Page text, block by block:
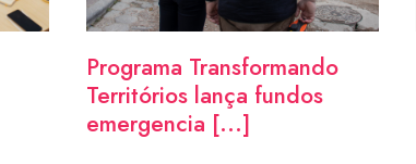
Programa Transformando
Territórios lança fundos
emergencia [...]